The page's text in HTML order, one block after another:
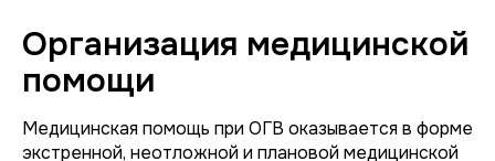
Организация медицинской
помощи
Медицинская помощь при ОГВ оказывается в форме
экстренной, неотложной и плановой медицинской